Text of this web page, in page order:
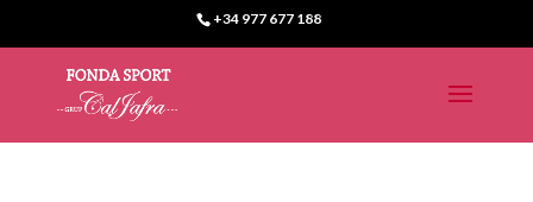
+34 977 677 188